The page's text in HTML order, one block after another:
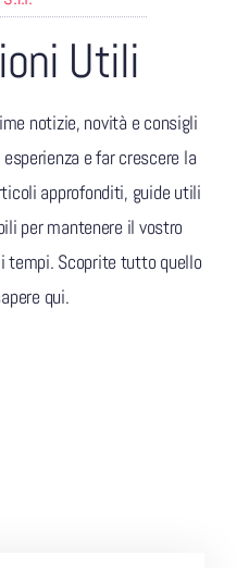
Utili
notizie, novità e consigli
e far crescere la
approfonditi, guide utili
per mantenere il vostro
tempi. Scoprite tutto quello
qui.